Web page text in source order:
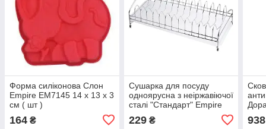
Форма силіконова Слон
Empire ЕМ7145 14 х 13 х 3
см ( шт )
164 ₴
Сушарка для посуду
одноярусна з неіржавіючої
сталі "Стандарт" Empire
(шт)
229₴ 938